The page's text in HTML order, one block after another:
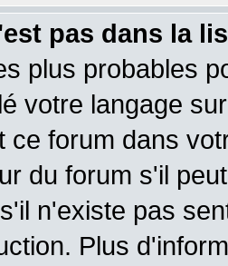
pas dans la
plus probables
votre langage
ce forum dans
du forum s'il
n'existe pas
Plus